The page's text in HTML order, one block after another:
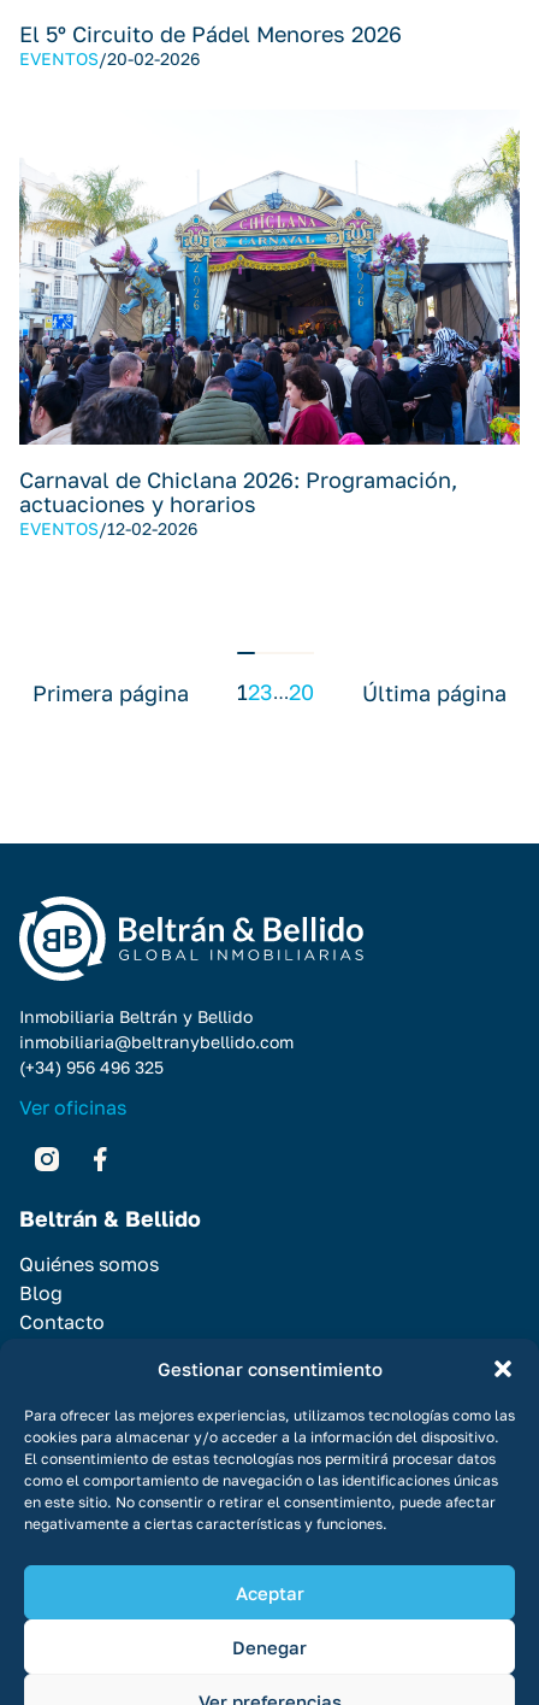
Gestionar consentimiento
Para ofrecer las mejores experiencias, utilizamos tecnologías como las
cookies para almacenar y/o acceder a la información del dispositivo.
El consentimiento de estas tecnologías nos permitirá procesar datos
como el comportamiento de navegación o las identificaciones únicas
en este sitio. No consentir o retirar el consentimiento, puede afectar
negativamente a ciertas características y funciones.
Aceptar
Denegar
El 5º Circuito de Pádel Menores 2026
EVENTOS/20-02-2026
Carnaval de Chiclana 2026: Programación,
actuaciones y horarios
EVENTOS/12-02-2026
Primera página 123…20 Última página
Inmobiliaria Beltrán y Bellido
inmobiliaria@beltranybellido.com
(+34) 956 496 325
Ver oficinas
Beltrán & Bellido
Quiénes somos
Blog
Contacto
Vender Casa
Alquilar casa
Promociones
© Copyright 2026 Todos los derechos reservados
Política de privacidad